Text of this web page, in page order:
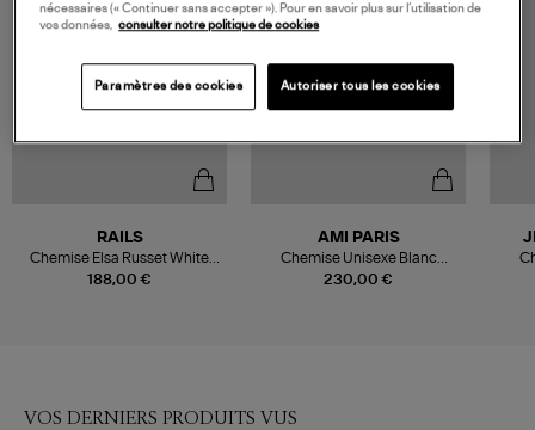
188,00 €
RAILS
Chemise Elsa Russet White
Stripe
230,00 €
AMI PARIS
Chemise Unisexe Blanc
Naturel
VOS DERNIERS PRODUITS VUS
nécessaires (« Continuer sans accepter »). Pour en savoir plus sur l’utilisation de
vos données, consulter notre politique de cookies
Paramètres des cookies Autoriser tous les cookies